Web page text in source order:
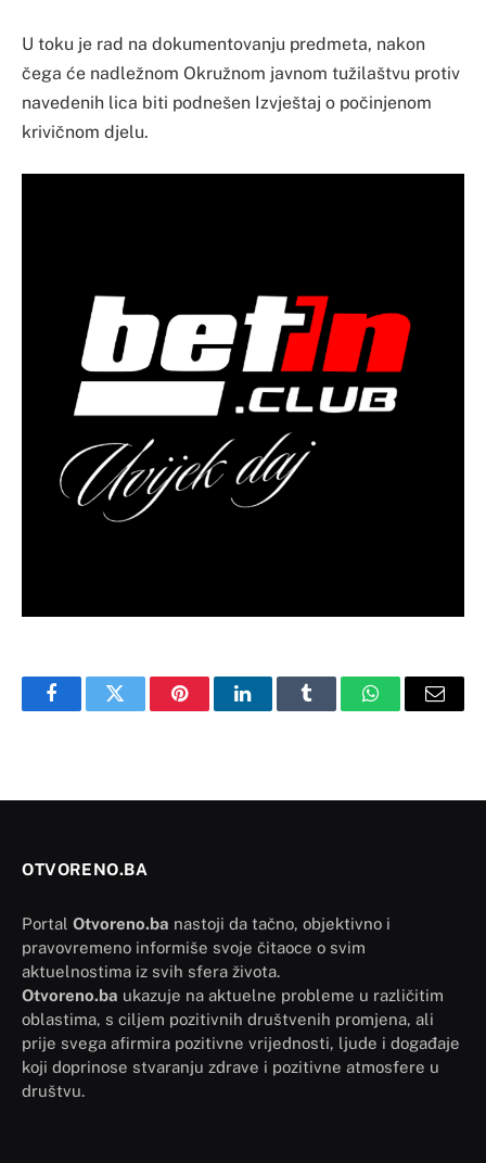
U toku je rad na dokumentovanju predmeta, nakon
čega će nadležnom Okružnom javnom tužilaštvu protiv
navedenih lica biti podnešen Izvještaj o počinjenom
krivičnom djelu.
FacebookTwitter PinterestLinkedInTumblr WhatsAppEmail
OTVORENO.BA
Portal Otvoreno.ba nastoji da tačno, objektivno i
pravovremeno informiše svoje čitaoce o svim
aktuelnostima iz svih sfera života.
Otvoreno.ba ukazuje na aktuelne probleme u različitim
oblastima, s ciljem pozitivnih društvenih promjena, ali
prije svega afirmira pozitivne vrijednosti, ljude i događaje
koji doprinose stvaranju zdrave i pozitivne atmosfere u
društvu.